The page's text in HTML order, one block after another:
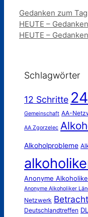
Kategorien
Gedanken zum Tag
HEUTE –
HEUTE –
Schlagwörter
12 Schritte
Gemeinschaft AA-
AA Zgorzelec
Alkoholprobleme
Anonyme
Anonyme Alkoholiker
Netzwerk
Deutschlandtreffen